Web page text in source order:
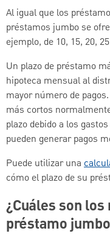
Al igual que los
préstamos jumbo se
ejemplo, de 10, 15, 20,
Un plazo de préstamo
hipoteca mensual al
mayor número de
más cortos
plazo debido a los
pueden generar pagos
Puede utilizar una
cómo el plazo de su
¿Cuáles son
préstamo